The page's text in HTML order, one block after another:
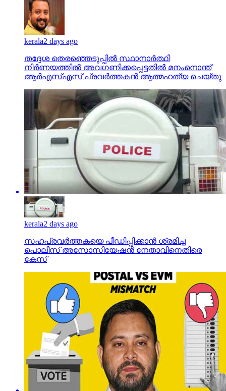
kerala2 days ago
തദ്ദേശ തെരഞ്ഞെടുപ്പില്‍ സ്ഥാനാര്‍ത്ഥി
നിര്‍ണയത്തില്‍ അവഗണിക്കപ്പെട്ടതില്‍ മനംനൊന്ത്
ആര്‍എസ്എസ് പ്രവര്‍ത്തകന്‍ ആത്മഹത്യ ചെയ്തു
kerala2 days ago
സഹപ്രവര്‍ത്തകയെ പീഡിപ്പിക്കാന്‍ ശ്രമിച്ച
പൊലീസ് അസോസിയേഷന്‍ നേതാവിനെതിരെ
കേസ്